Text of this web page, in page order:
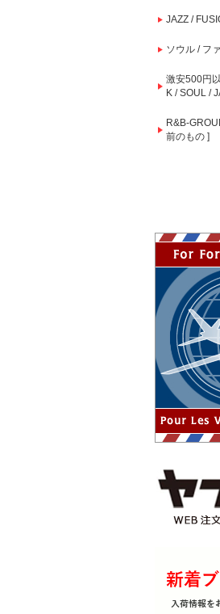
JAZZ /
ソウル / フ
激安500円
K / SOUL /
R&B-
前のもの ]